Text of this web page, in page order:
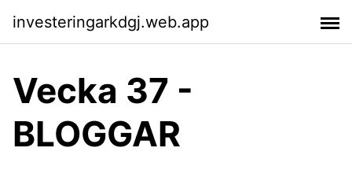
investeringarkdgj.web.app
Vecka 37 -
BLOGGAR